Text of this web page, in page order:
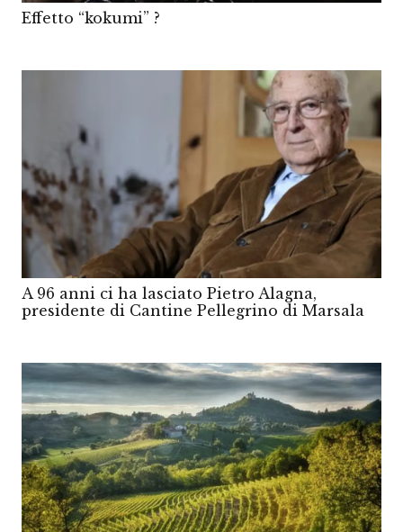
Effetto “kokumi” ?
A 96 anni ci ha lasciato Pietro Alagna,
presidente di Cantine Pellegrino di Marsala